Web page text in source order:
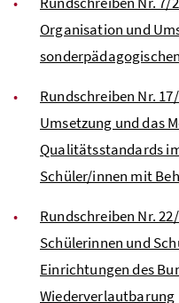
Organisation und
Rundschreiben Nr.
Umsetzung und das
Qualitätsstandards
Schüler/innen mit
Rundschreiben Nr.
Schülerinnen und
Einrichtungen des
Wiederverlautbarung